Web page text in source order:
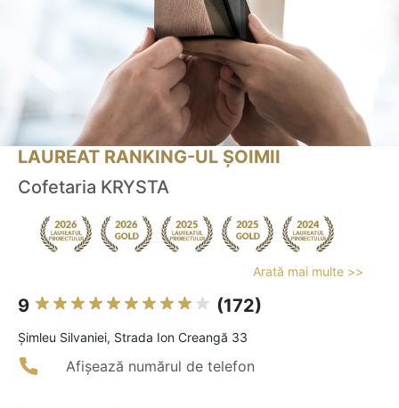
LAUREAT RANKING-UL ȘOIMII
Cofetaria KRYSTA
Arată mai multe >>
9 (172)
Şimleu Silvaniei, Strada Ion Creangă 33
Afișează numărul de telefon